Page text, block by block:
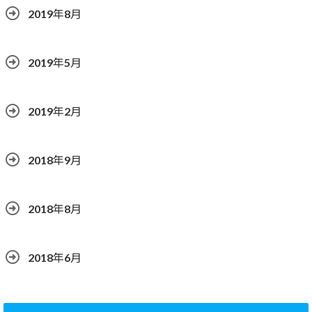
2019年8月
2019年5月
2019年2月
2018年9月
2018年8月
2018年6月